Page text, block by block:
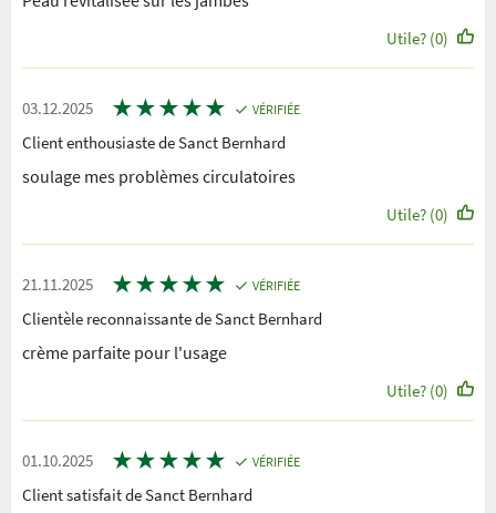
Utile? (0)
03.12.2025 ★★★★★ VÉRIFIÉE
Client enthousiaste de Sanct Bernhard
soulage mes problèmes circulatoires
Utile? (0)
21.11.2025 ★★★★★ VÉRIFIÉE
Clientèle reconnaissante de Sanct Bernhard
crème parfaite pour l'usage
Utile? (0)
01.10.2025 ★★★★★ VÉRIFIÉE
Client satisfait de Sanct Bernhard